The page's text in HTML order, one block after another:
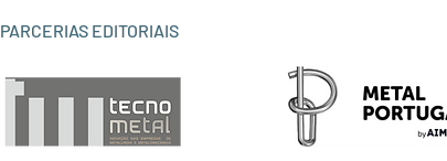
PARCERIAS EDITORIAIS